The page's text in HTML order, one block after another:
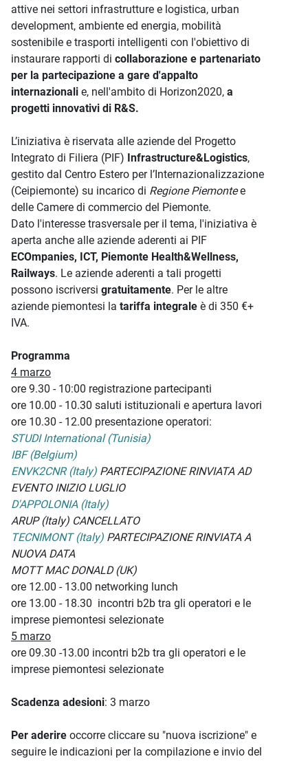
attive nei settori infrastrutture e logistica, urban
development, ambiente ed energia, mobilità
sostenibile e trasporti intelligenti con l'obiettivo di
instaurare rapporti di collaborazione e partenariato
per la partecipazione a gare d'appalto
internazionali e, nell'ambito di Horizon2020, a
progetti innovativi di R&S.
L’iniziativa è riservata alle aziende del Progetto
Integrato di Filiera (PIF) Infrastructure&Logistics,
gestito dal Centro Estero per l’Internazionalizzazione
(Ceipiemonte) su incarico di Regione Piemontee
delle Camere di commercio del Piemonte.
Dato l'interesse trasversale per il tema, l'iniziativa è
aperta anche alle aziende aderenti ai PIF
ECOmpanies, ICT, Piemonte Health&Wellness,
Railways. Le aziende aderenti a tali progetti
possono iscriversi gratuitamente. Per le altre
aziende piemontesi la tariffa integrale è di 350 €+
IVA.
Programma
4 marzo
ore 9.30 - 10:00 registrazione partecipanti
ore 10.00 - 10.30 saluti istituzionali e apertura lavori
ore 10.30 - 12.00 presentazione operatori:
STUDI International (Tunisia)
IBF (Belgium)
ENVK2CNR (Italy) PARTECIPAZIONE RINVIATA AD
EVENTO INIZIO LUGLIO
D'APPOLONIA (Italy)
ARUP (Italy) CANCELLATO
TECNIMONT (Italy) PARTECIPAZIONE RINVIATA A
NUOVA DATA
MOTT MAC DONALD (UK)
ore 12.00 - 13.00 networking lunch
ore 13.00 - 18.30 incontri b2b tra gli operatori e le
imprese piemontesi selezionate
5 marzo
ore 09.30 -13.00 incontri b2b tra gli operatori e le
imprese piemontesi selezionate
Scadenza adesioni: 3 marzo
Per aderire occorre cliccare su "nuova iscrizione" e
seguire le indicazioni per la compilazione e invio del